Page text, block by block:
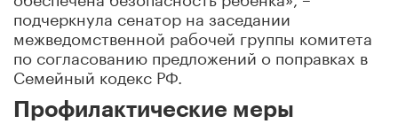
подчеркнула сенатор на заседании
межведомственной рабочей группы комитета
по согласованию предложений о поправках в
Семейный кодекс РФ.
Профилактические меры